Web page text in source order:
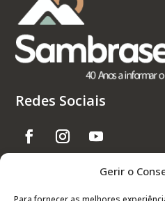
Gerir o
Redes Sociais